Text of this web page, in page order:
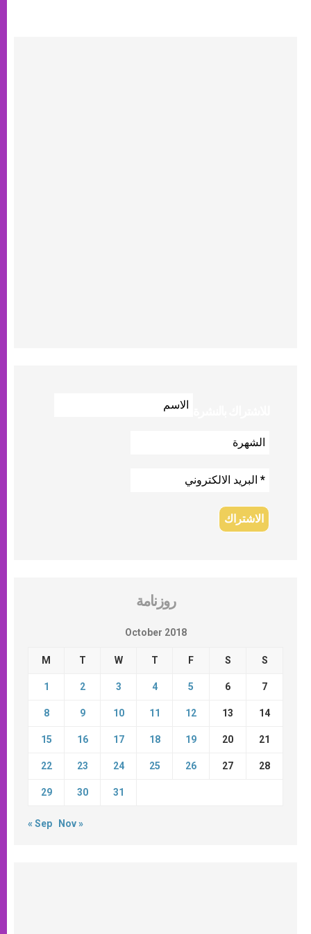
روزنامة
October 2018
M T W T F S S
1 2 3 4 5 6 7
8 9 10 11 12 13 14
15 16 17 18 19 20 21
22 23 24 25 26 27 28
29 30 31
« Sep Nov »